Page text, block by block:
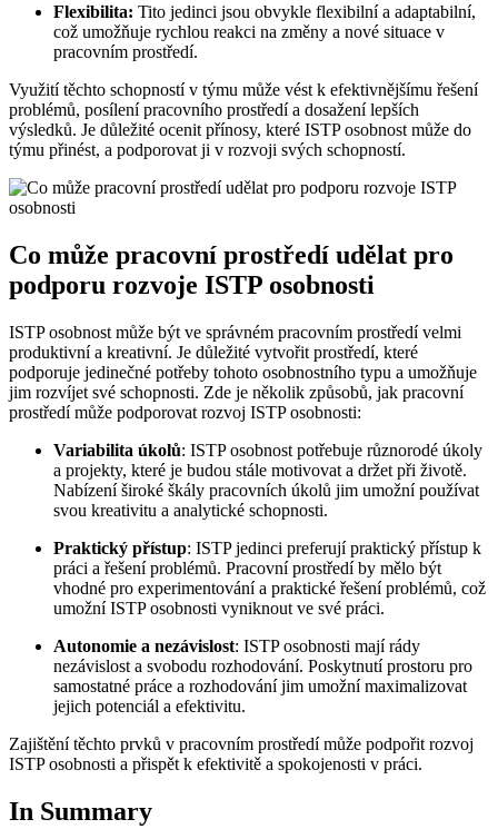
Flexibilita: Tito jedinci jsou obvykle flexibilní a adaptabilní,
což umožňuje rychlou reakci na změny a nové situace v
pracovním prostředí.
Využití těchto schopností v týmu může vést k efektivnějšímu řešení
problémů, posílení pracovního prostředí a dosažení lepších
výsledků. Je důležité ocenit přínosy, které ISTP osobnost může do
týmu přinést, a podporovat ji v rozvoji svých schopností.
Co může pracovní prostředí udělat pro
podporu rozvoje ISTP osobnosti
ISTP osobnost může být ve správném pracovním prostředí velmi
produktivní a kreativní. Je důležité vytvořit prostředí, které
podporuje jedinečné potřeby tohoto osobnostního typu a umožňuje
jim rozvíjet své schopnosti. Zde je několik způsobů, jak pracovní
prostředí může podporovat rozvoj ISTP osobnosti:
Variabilita úkolů: ISTP osobnost potřebuje různorodé úkoly
a projekty, které je budou stále motivovat a držet při životě.
Nabízení široké škály pracovních úkolů jim umožní používat
svou kreativitu a analytické schopnosti.
Praktický přístup: ISTP jedinci preferují praktický přístup k
práci a řešení problémů. Pracovní prostředí by mělo být
vhodné pro experimentování a praktické řešení problémů, což
umožní ISTP osobnosti vyniknout ve své práci.
Autonomie a nezávislost: ISTP osobnosti mají rády
nezávislost a svobodu rozhodování. Poskytnutí prostoru pro
samostatné práce a rozhodování jim umožní maximalizovat
jejich potenciál a efektivitu.
Zajištění těchto prvků v pracovním prostředí může podpořit rozvoj
ISTP osobnosti a přispět k efektivitě a spokojenosti v práci.
In Summary